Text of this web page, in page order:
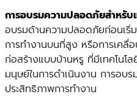
การอบรมความปลอดภัยสำหรับ
อบรมด้านความปลอดภัยก่อนเริ่ม
การทำงานบนที่สูง หรือการเคลื่
ก่อสร้างแบบบ้านหรู ที่มีเทคโน
มนุษย์ในการดำเนินงาน การอบ
ประสิทธิภาพการทำงาน